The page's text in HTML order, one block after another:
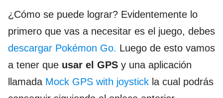
¿Cómo se puede lograr? Evidentemente lo
primero que vas a necesitar es el juego, debes
descargar Pokémon Go. Luego de esto vamos
a tener que usar el GPS y una aplicación
llamada Mock GPS with joystick la cual podrás